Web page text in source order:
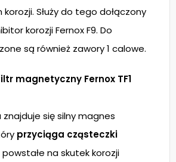
Służy do tego dołączony
korozji Fernox F9. Do
są również zawory 1 calowe.
magnetyczny Fernox TF1
się silny magnes
przyciąga cząsteczki
powstałe na skutek korozji